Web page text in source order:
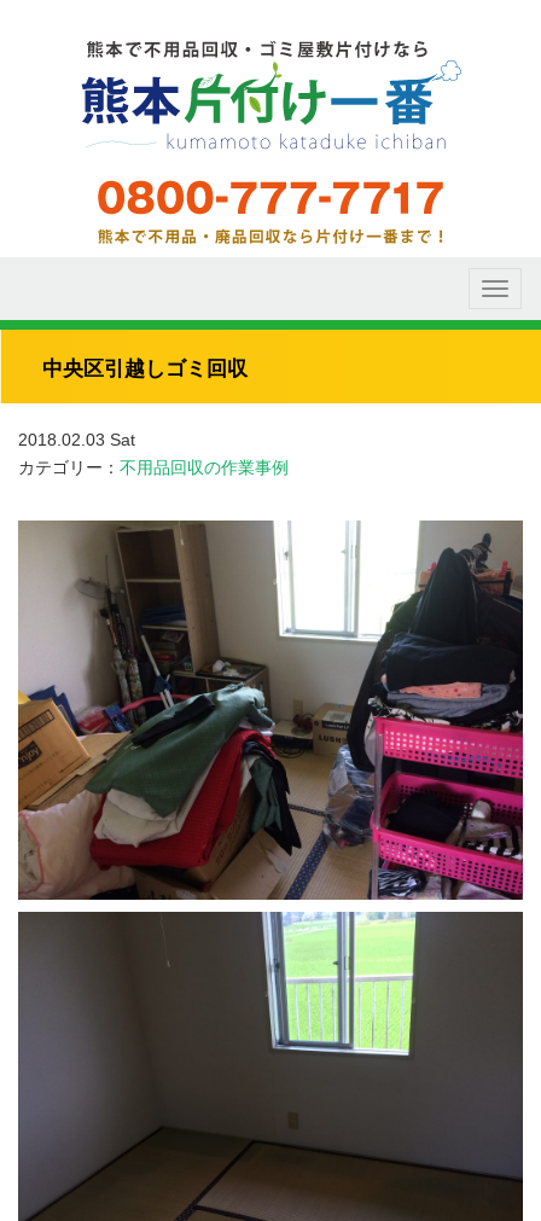
中央区引越しゴミ回収
2018.02.03 Sat
カテゴリー： 不用品回収の作業事例